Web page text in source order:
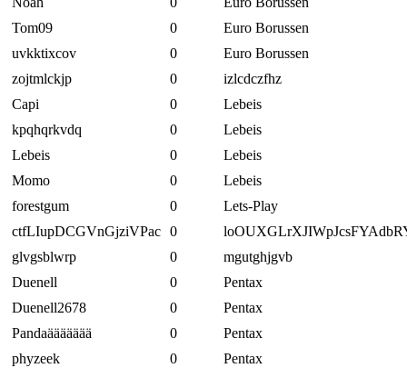
Tom09
0
Euro Borussen
uvkktixcov
0
Euro Borussen
zojtmlckjp
0
izlcdczfhz
Capi
0
Lebeis
kpqhqrkvdq
0
Lebeis
Lebeis
0
Lebeis
Momo
0
Lebeis
forestgum
0
Lets-Play
ctfLIupDCGVnGjziVPac 0
glvgsblwrp
0
mgutghjgvb
Duenell
0
Pentax
Duenell2678
0
Pentax
Pandaäääääää
0
Pentax
phyzeek
0
Pentax